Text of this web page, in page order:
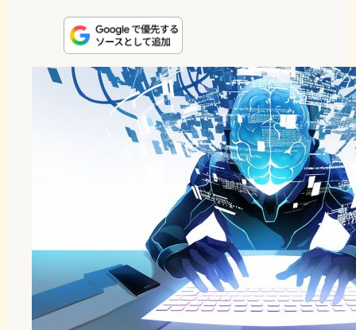
n
e
s
t
o
u
e
s
k
y
e
b
o
o
k
n
a